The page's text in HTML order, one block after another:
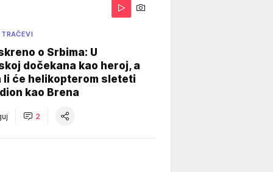
o Srbima: U
dočekana kao heroj, a
li će helikopterom sleteti
kao Brena
2